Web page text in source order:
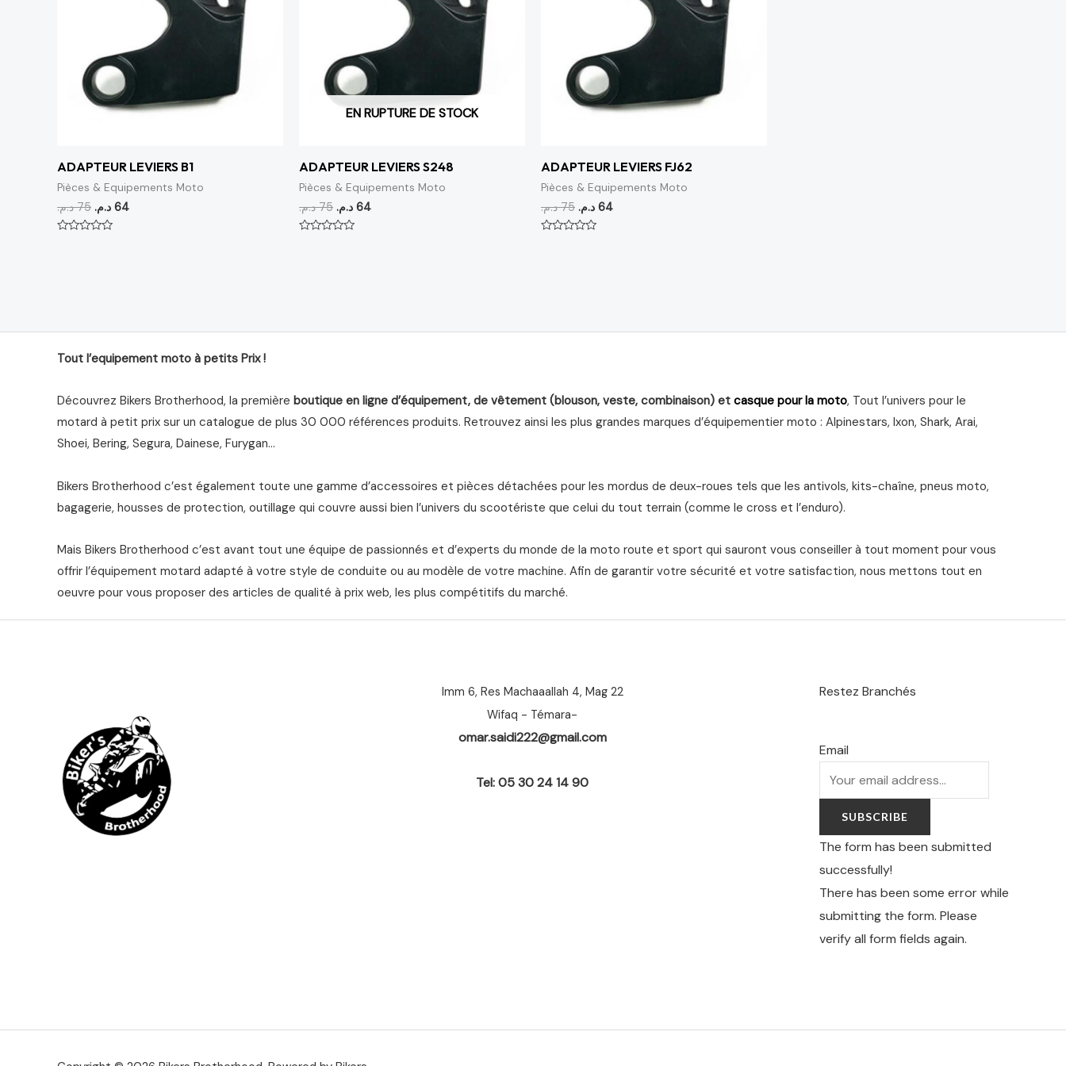
ADAPTEUR LEVIERS B1
Pièces & Equipements Moto
75 د.م. 64 د.م.
EN RUPTURE DE STOCK
ADAPTEUR LEVIERS S248
Pièces & Equipements Moto
75 د.م. 64 د.م.
ADAPTEUR LEVIERS FJ62
Pièces & Equipements Moto
75 د.م. 64 د.م.
Tout l’equipement moto à petits Prix !
Découvrez Bikers Brotherhood, la première boutique en ligne d’équipement, de vêtement (blouson, veste, combinaison) et casque pour la moto, Tout l’univers pour le
motard à petit prix sur un catalogue de plus 30 000 références produits. Retrouvez ainsi les plus grandes marques d’équipementier moto : Alpinestars, Ixon, Shark, Arai,
Shoei, Bering, Segura, Dainese, Furygan…
Bikers Brotherhood c’est également toute une gamme d’accessoires et pièces détachées pour les mordus de deux-roues tels que les antivols, kits-chaîne, pneus moto,
bagagerie, housses de protection, outillage qui couvre aussi bien l’univers du scootériste que celui du tout terrain (comme le cross et l’enduro).
Mais Bikers Brotherhood c’est avant tout une équipe de passionnés et d’experts du monde de la moto route et sport qui sauront vous conseiller à tout moment pour vous
offrir l’équipement motard adapté à votre style de conduite ou au modèle de votre machine. Afin de garantir votre sécurité et votre satisfaction, nous mettons tout en
oeuvre pour vous proposer des articles de qualité à prix web, les plus compétitifs du marché.
Imm 6, Res Machaaallah 4, Mag 22
Wifaq - Témara-
omar.saidi222@gmail.com
Tel: 05 30 24 14 90
Restez Branchés
Email
SUBSCRIBE
The form has been submitted
successfully!
There has been some error while
submitting the form. Please
verify all form fields again.